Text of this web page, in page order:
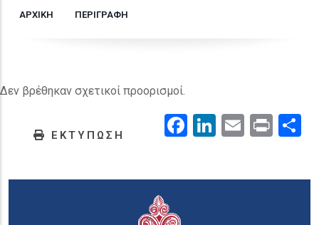
ΑΡΧΙΚΗ ΠΕΡΙΓΡΑΦΗ
Δεν βρέθηκαν σχετικοί προορισμοί.
ΕΚΤΥΠΩΣΗ Facebook
LinkedIn
EmailPrint